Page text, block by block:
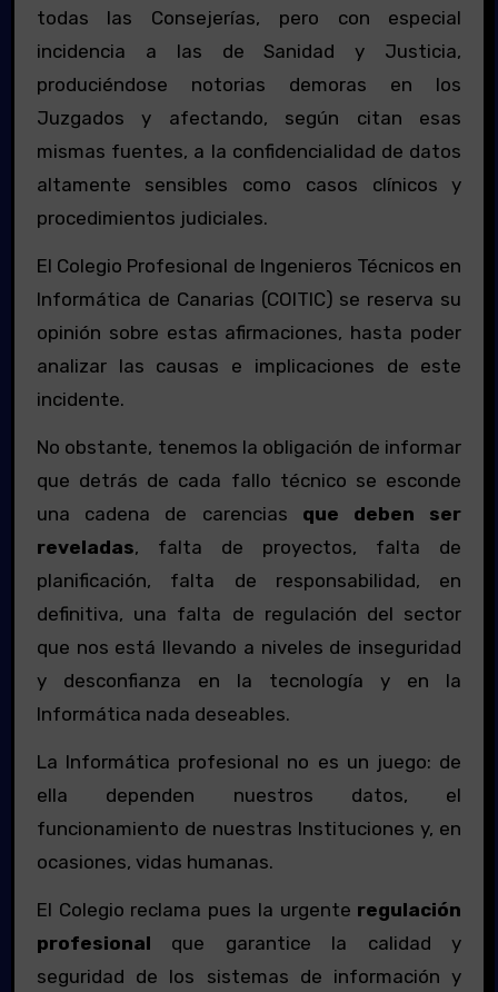
todas las Consejerías, pero con especial
incidencia a las de Sanidad y Justicia,
produciéndose notorias demoras en los
Juzgados y afectando, según citan esas
mismas fuentes, a la confidencialidad de datos
altamente sensibles como casos clínicos y
procedimientos judiciales.
El Colegio Profesional de Ingenieros Técnicos en
Informática de Canarias (COITIC) se reserva su
opinión sobre estas afirmaciones, hasta poder
analizar las causas e implicaciones de este
incidente.
No obstante, tenemos la obligación de informar
que detrás de cada fallo técnico se esconde
una cadena de carencias que deben ser
reveladas, falta de proyectos, falta de
planificación, falta de responsabilidad, en
definitiva, una falta de regulación del sector
que nos está llevando a niveles de inseguridad
y desconfianza en la tecnología y en la
Informática nada deseables.
La Informática profesional no es un juego: de
ella dependen nuestros datos, el
funcionamiento de nuestras Instituciones y, en
ocasiones, vidas humanas.
El Colegio reclama pues la urgente regulación
profesional que garantice la calidad y
seguridad de los sistemas de información y